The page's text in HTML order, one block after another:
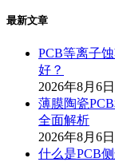
最新文章
PCB等离子
好？
2026年8月6日
薄膜陶瓷
全面解析
2026年8月6日
什么是PCB